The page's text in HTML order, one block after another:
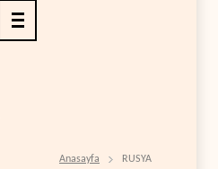
Anasayfa RUSYA